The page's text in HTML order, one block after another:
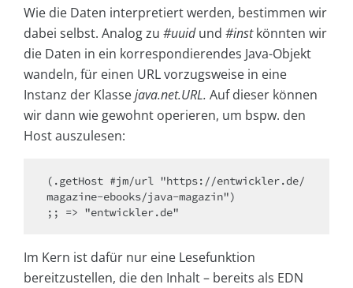
Wie die Daten interpretiert werden, bestimmen wir
dabei selbst. Analog zu #uuidund #instkönnten wir
die Daten in ein korrespondierendes Java-Objekt
wandeln, für einen URL vorzugsweise in eine
Instanz der Klassejava.net.URL. Auf dieser können
wir dann wie gewohnt operieren, um bspw. den
Host auszulesen:
(.getHost #jm/url "https://entwickler.de/
magazine-ebooks/java-magazin")
Im Kern ist dafür nur eine Lesefunktion
bereitzustellen, die den Inhalt – bereits als EDN